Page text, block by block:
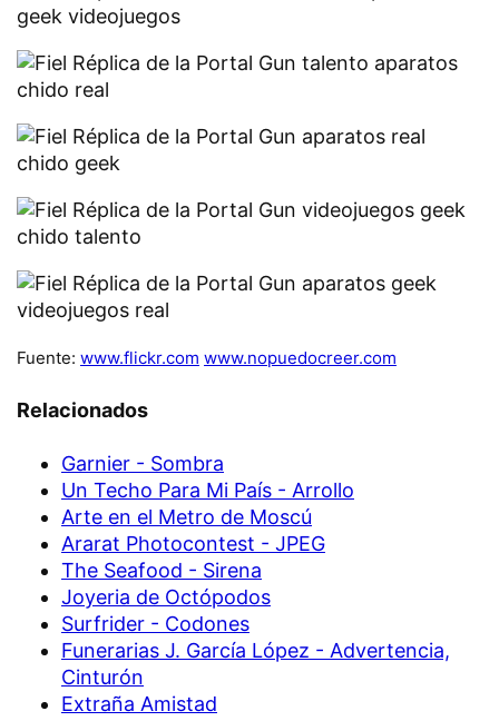
Fuente: www.flickr.com www.nopuedocreer.com
Relacionados
Garnier - Sombra
Un Techo Para Mi País - Arrollo
Arte en el Metro de Moscú
Ararat Photocontest - JPEG
The Seafood - Sirena
Joyeria de Octópodos
Surfrider - Codones
Funerarias J. García López - Advertencia,
Cinturón
Extraña Amistad